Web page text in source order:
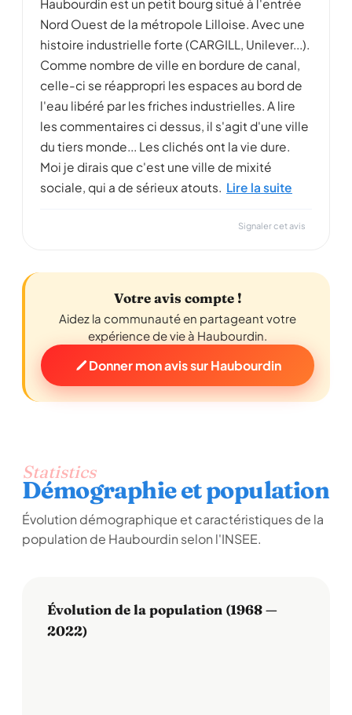
Haubourdin est un petit bourg situé à l'entrée
Nord Ouest de la métropole Lilloise. Avec une
histoire industrielle forte (CARGILL, Unilever...).
Comme nombre de ville en bordure de canal,
celle-ci se réappropri les espaces au bord de
l'eau libéré par les friches industrielles. A lire
les commentaires ci dessus, il s'agit d'une ville
du tiers monde... Les clichés ont la vie dure.
Moi je dirais que c'est une ville de mixité
sociale, qui a de sérieux atouts. Lire la suite
Signaler cet avis
Votre avis compte !
Aidez la communauté en partageant votre
expérience de vie à Haubourdin.
Donner mon avis sur Haubourdin
Statistics
Démographie et population
Évolution démographique et caractéristiques de la
population de Haubourdin selon l'INSEE.
Évolution de la population (1968 —
2022)